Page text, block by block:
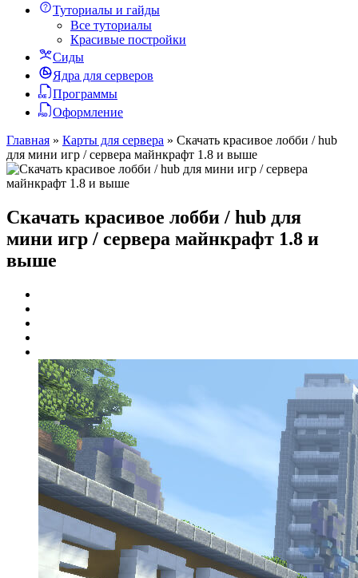
Туториалы и гайды
Все туториалы
Красивые постройки
Сиды
Ядра для серверов
Программы
Оформление
Главная » Карты для сервера » Скачать красивое лобби / hub
для мини игр / сервера майнкрафт 1.8 и выше
Скачать красивое лобби / hub для
мини игр / сервера майнкрафт 1.8 и
выше